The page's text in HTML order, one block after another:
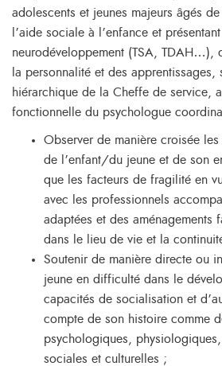
adolescents et jeunes majeurs âgés
l’aide sociale à l’enfance et
neurodéveloppement (TSA, TDAH…),
la personnalité et des apprentissages,
hiérarchique de la Cheffe de service,
fonctionnelle du psychologue
Observer de manière croisée
de l’enfant/du jeune et de son
que les facteurs de fragilité en
avec les professionnels
adaptées et des aménagements
dans le lieu de vie et la
Soutenir de manière directe ou
jeune en difficulté dans le
capacités de socialisation et
compte de son histoire comme
psychologiques,
sociales et culturelles ;